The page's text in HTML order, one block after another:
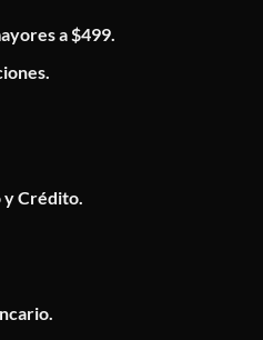
a $499.
y Crédito.